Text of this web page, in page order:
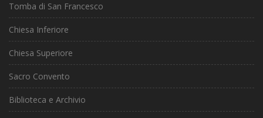
Tomba di San Francesco
Chiesa Inferiore
Chiesa Superiore
Sacro Convento
Biblioteca e Archivio